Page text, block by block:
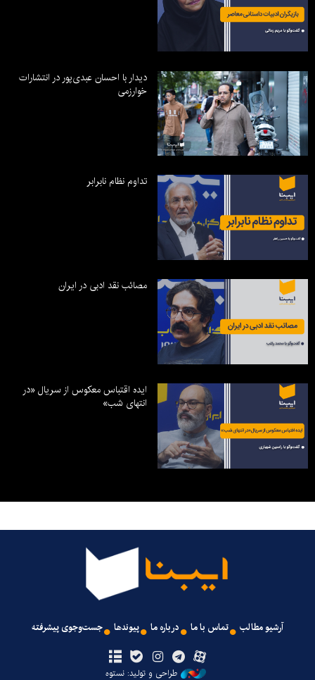
دیدار با احسان عبدی‌پور در انتشارات
خوارزمی
تداوم نظام نابرابر
مصائب نقد ادبی در ایران
ایده اقتباس معکوس از سریال «در
انتهای شب»
آرشیو مطالب تماس با ما درباره ما پیوندها جست‌وجوی پیشرفته
طراحی و تولید: نستوه